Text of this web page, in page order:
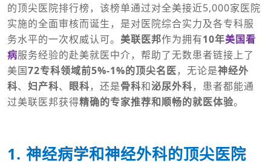
的顶尖医院排行榜，该榜单通过对全美接近5,000家医院
实施的全面审核而诞生，是对医院综合实力及各专科服
务水平的一次权威认可。 美联医邦作为拥有10年美国看
病服务经验的赴美就医中介，帮助了无数患者链接上了
美国72专科领域前5%-1%的顶尖名医，无论是神经外
科、 妇产科、 眼科，还是骨科和泌尿外科，患者都能通
过美联医邦获得精确的专家推荐和顺畅的就医体验。
1. 神经病学和神经外科的顶尖医院